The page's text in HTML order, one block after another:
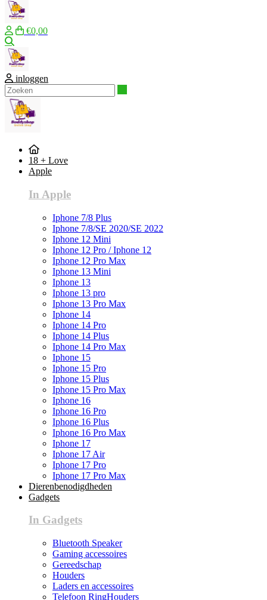
€0,00
inloggen
18 + Love
Apple
In Apple
Iphone 7/8 Plus
Iphone 7/8/SE 2020/SE 2022
Iphone 12 Mini
Iphone 12 Pro / Iphone 12
Iphone 12 Pro Max
Iphone 13 Mini
Iphone 13
Iphone 13 pro
Iphone 13 Pro Max
Iphone 14
Iphone 14 Pro
Iphone 14 Plus
Iphone 14 Pro Max
Iphone 15
Iphone 15 Pro
Iphone 15 Plus
Iphone 15 Pro Max
Iphone 16
Iphone 16 Pro
Iphone 16 Plus
Iphone 16 Pro Max
Iphone 17
Iphone 17 Air
Iphone 17 Pro
Iphone 17 Pro Max
Dierenbenodigdheden
Gadgets
In Gadgets
Bluetooth Speaker
Gaming accessoires
Gereedschap
Houders
Laders en accessoires
Telefoon RingHouders